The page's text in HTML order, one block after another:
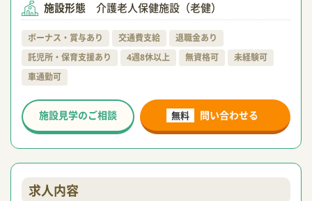
施設形態
介護老人保健施設（老健）
ボーナス・賞与あり 交通費支給
退職金あり
託児所・保育支援あり
4週8休以上 無資格可
未経験可
車通勤可
無料 問い合わせる
施設見学のご相談
求人内容